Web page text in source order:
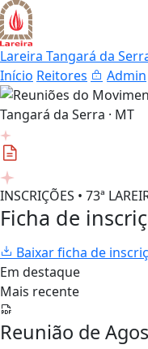
Lareira Tangará da
Início Reitores Admin
INSCRIÇÕES • 73ª
Ficha de
Baixar ficha de
Em destaque
Mais recente
Reunião de